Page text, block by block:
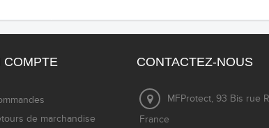
COMPTE
de marchandise
CONTACTEZ-NOUS
MFProtect, 93 Bis rue
France